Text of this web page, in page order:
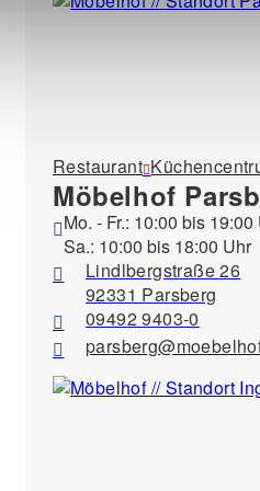
Restaurant
Möbelhof
Mo. - Fr.: 10:00 bis 19:00
Sa.: 10:00 bis 18:00 Uhr
Lindlbergstraße 26
92331 Parsberg
09492 9403-0